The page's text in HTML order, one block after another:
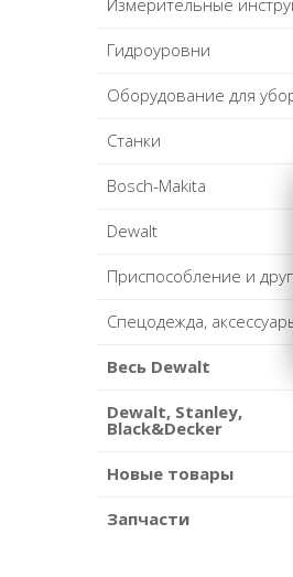
Измерительные
Гидроуровни
Оборудование для
Станки
Bosch-Makita
Dewalt
Приспособление и
Спецодежда,
Весь Dewalt
Dewalt, Stanley,
Black&Decker
Новые товары
Запчасти